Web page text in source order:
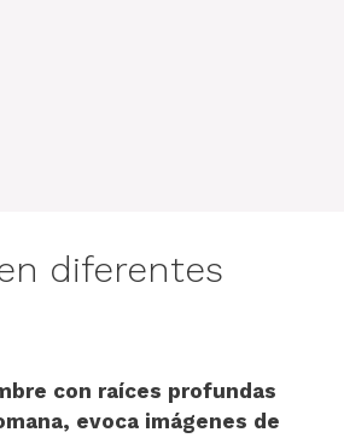
diferentes
con raíces profundas
evoca imágenes de